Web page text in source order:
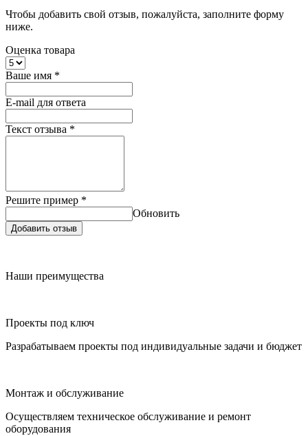
Чтобы добавить свой отзыв, пожалуйста, заполните форму
ниже.
Оценка товара
Ваше имя *
E-mail для ответа
Текст отзыва *
Решите пример *
Обновить
Добавить отзыв
Наши преимущества
Проекты под ключ
Разрабатываем проекты под индивидуальные задачи и бюджет
Монтаж и обслуживание
Осуществляем техническое обслуживание и ремонт
оборудования